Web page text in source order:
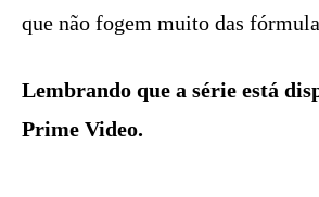
que não fogem muito das
Lembrando que a série está
Prime Video.